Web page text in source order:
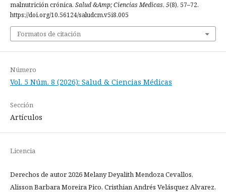
malnutrición crónica. Salud &Amp; Ciencias Medicas, 5(8), 57–72.
https://doi.org/10.56124/saludcm.v5i8.005
Formatos de citación
Número
Vol. 5 Núm. 8 (2026): Salud & Ciencias Médicas
Sección
Artículos
Licencia
Derechos de autor 2026 Melany Deyalith Mendoza Cevallos,
Alisson Barbara Moreira Pico, Cristhian Andrés Velásquez Alvarez,